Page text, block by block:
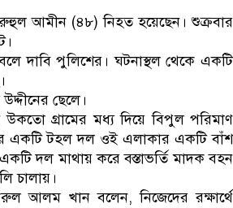
ডাকাতির প্রস্তুতিকালে দুইজনকে গ্রেফতার
রুহুল আমীন (৪৮) নিহত হয়েছেন। শুক্রবার
দাবি পুলিশের। ঘটনাস্থল থেকে একটি
ছেলে।
গ্রামের মধ্য দিয়ে বিপুল পরিমাণ
একটি টহল দল ওই এলাকার একটি বাঁশ
দল মাথায় করে বস্তাভর্তি মাদক বহন
চালায়।
আলম খান বলেন, নিজেদের রক্ষার্থে